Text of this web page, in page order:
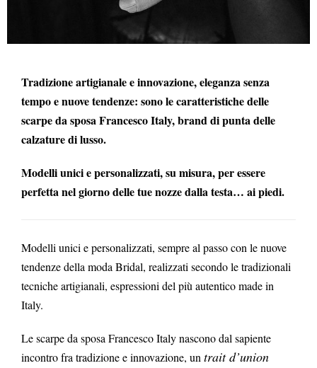
Tradizione artigianale e innovazione, eleganza senza
tempo e nuove tendenze: sono le caratteristiche delle
scarpe da sposa Francesco Italy, brand di punta delle
calzature di lusso.
Modelli unici e personalizzati, su misura, per essere
perfetta nel giorno delle tue nozze dalla testa… ai piedi.
Modelli unici e personalizzati, sempre al passo con le nuove
tendenze della moda Bridal, realizzati secondo le tradizionali
tecniche artigianali, espressioni del più autentico made in
Italy.
Le scarpe da sposa Francesco Italy nascono dal sapiente
incontro fra tradizione e innovazione, untrait d’union